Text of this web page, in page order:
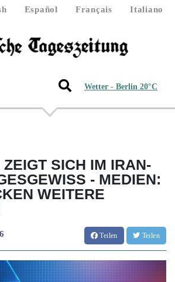
Español Français
Italiano
Wetter - Berlin 20°C
SICH IM IRAN-
- MEDIEN:
WEITERE
Teilen Teilen